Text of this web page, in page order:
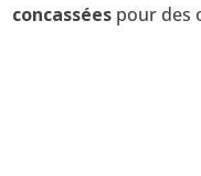
concassées pour des